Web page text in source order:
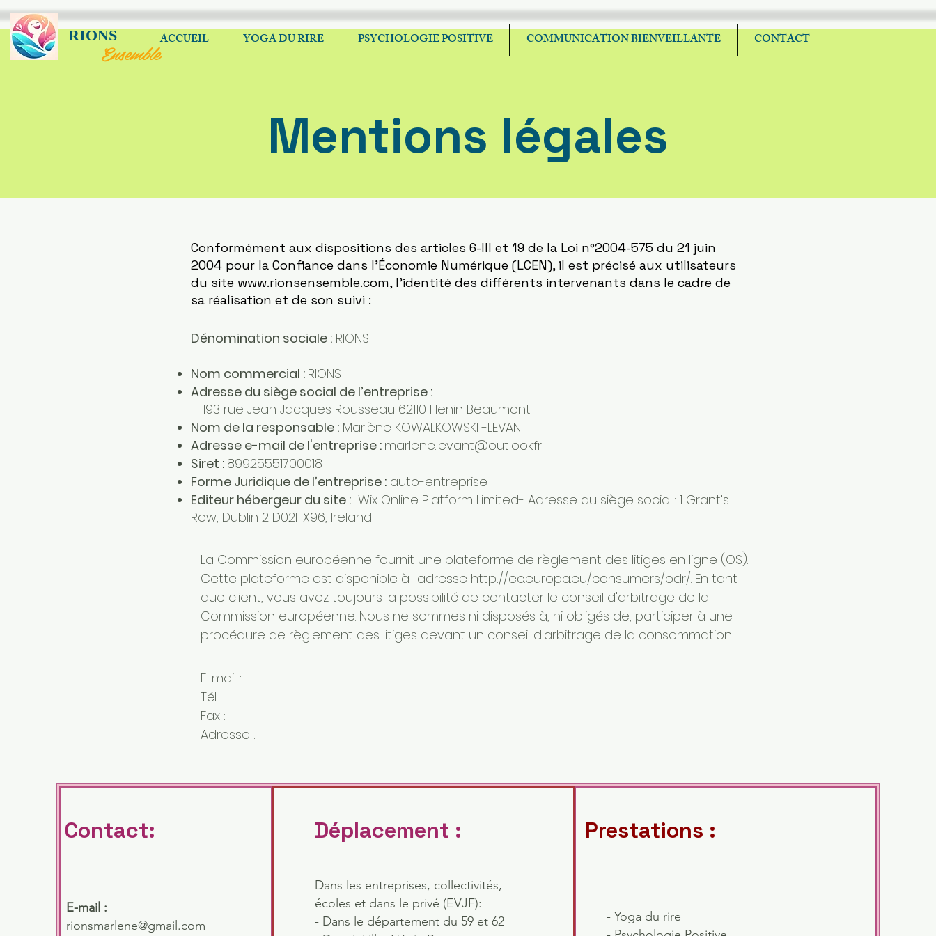
ACCUEIL YOGA DU RIRE PSYCHOLOGIE POSITIVE COMMUNICATION BIENVEILLANTE CONTACT
RIONS
Ensemble
Mentions légales
Conformément aux dispositions des articles 6-III et 19 de la Loi n°2004-575 du 21 juin
2004 pour la Confiance dans l'Économie Numérique (LCEN), il est précisé aux utilisateurs
du site www.rionsensemble.com, l'identité des différents intervenants dans le cadre de
sa réalisation et de son suivi :
Dénomination sociale : RIONS
Nom commercial : RIONS
Adresse du siège social de l’entreprise :
193 rue Jean Jacques Rousseau 62110 Henin Beaumont
Nom de la responsable : Marlène KOWALKOWSKI -LEVANT
Adresse e-mail de l'entreprise : marlene.levant@outlook.fr
Siret : 89925551700018
Forme Juridique de l’entreprise : auto-entreprise
Editeur hébergeur du site : Wix Online Platform Limited- Adresse du siège social : 1 Grant’s
Row, Dublin 2 D02HX96, Ireland
La Commission européenne fournit une plateforme de règlement des litiges en ligne (OS).
Cette plateforme est disponible à l'adresse http://ec.europa.eu/consumers/odr/. En tant
que client, vous avez toujours la possibilité de contacter le conseil d'arbitrage de la
Commission européenne. Nous ne sommes ni disposés à, ni obligés de, participer à une
procédure de règlement des litiges devant un conseil d'arbitrage de la consommation.
E-mail :
Tél :
Fax :
Adresse :
Contact:
E-mail :
rionsmarlene@gmail.com
Déplacement :
Dans les entreprises, collectivités,
écoles et dans le privé (EVJF):
- Dans le département du 59 et 62
Prestations :
- Yoga du rire